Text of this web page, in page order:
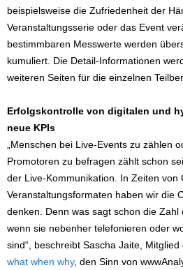
beispielsweise die Zufriedenheit der
Veranstaltungsserie oder das Event
bestimmbaren Messwerte werden
kumuliert. Die Detail-Informationen
weiteren Seiten für die einzelnen
Erfolgskontrolle von digitalen und
neue KPIs
„Menschen bei Live-Events zu zählen
Promotoren zu befragen zählt schon
der Live-Kommunikation. In Zeiten von
Veranstaltungsformaten haben wir die
denken. Denn was sagt schon die Zahl
wenn sie nebenher telefonieren oder
sind“, beschreibt Sascha Jaite,
what when why, den Sinn von